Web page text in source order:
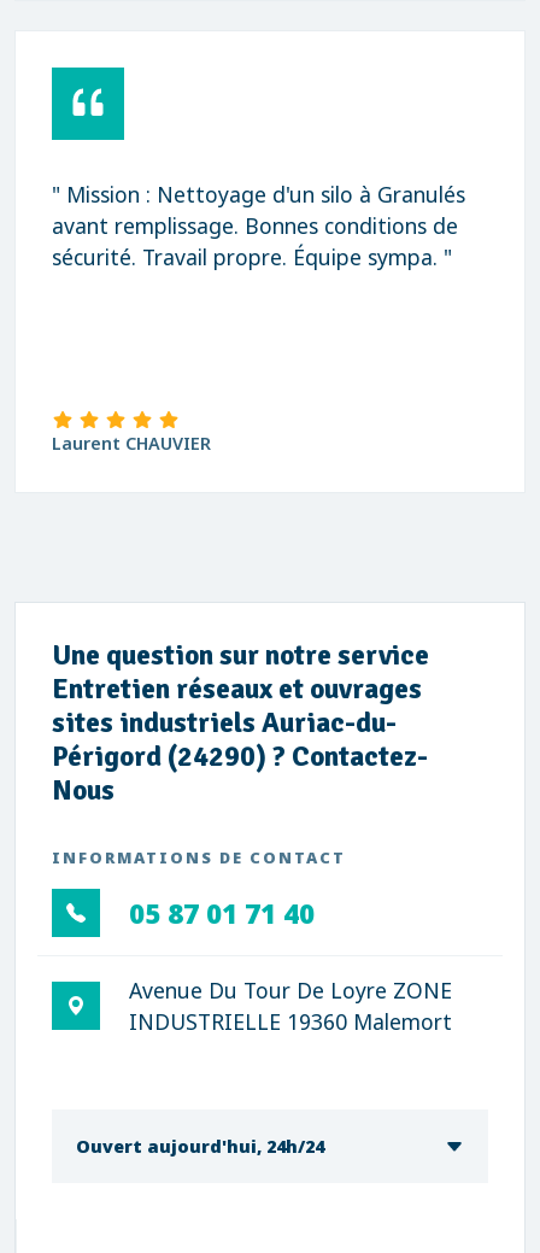
" Mission : Nettoyage d'un silo à Granulés
avant remplissage. Bonnes conditions de
sécurité. Travail propre. Équipe sympa. "
Laurent CHAUVIER
Une question sur notre service
Entretien réseaux et ouvrages
sites industriels Auriac-du-
Périgord (24290) ? Contactez-
Nous
INFORMATIONS DE CONTACT
05 87 01 71 40
Avenue Du Tour De Loyre ZONE
INDUSTRIELLE 19360 Malemort
Ouvert aujourd'hui, 24h/24